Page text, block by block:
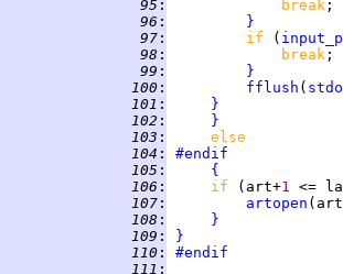
  95
: break
  96
:
}
  97
: if (
  98
: break
  99
:
}
100 : fflush (
101 :
}
102 :
}
103 :
else
104 :
#endif
105 :
{
106 : if (art+1 <=
107 : artopen
108 :
}
109 :
}
110 :
#endif
111 :